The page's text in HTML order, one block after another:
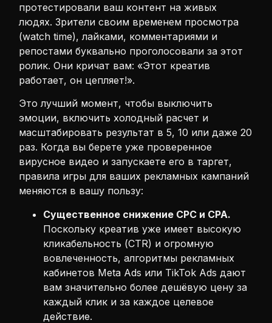
протестировали ваш контент на живых
людях. Зрители своим временем просмотра
(watch time), лайками, комментариями и
репостами буквально проголосовали за этот
ролик. Они кричат вам: «Этот креатив
работает, он цепляет!».
Это лучший момент, чтобы выключить
эмоции, включить холодный расчет и
масштабировать результат в 5, 10 или даже 20
раз. Когда вы берете уже проверенное
вирусное видео и запускаете его в таргет,
правила игры для ваших рекламных кампаний
меняются в вашу пользу:
Существенное снижение CPC и CPA.
Поскольку креатив уже имеет высокую
кликабельность (CTR) и огромную
вовлеченность, алгоритмы рекламных
кабинетов Meta Ads или TikTok Ads дают
вам значительно более дешёвую цену за
каждый клик и за каждое целевое
действие.